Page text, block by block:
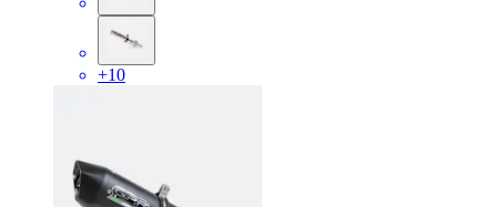
+10